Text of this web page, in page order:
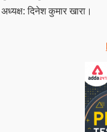
दिनेश कुमार खारा।